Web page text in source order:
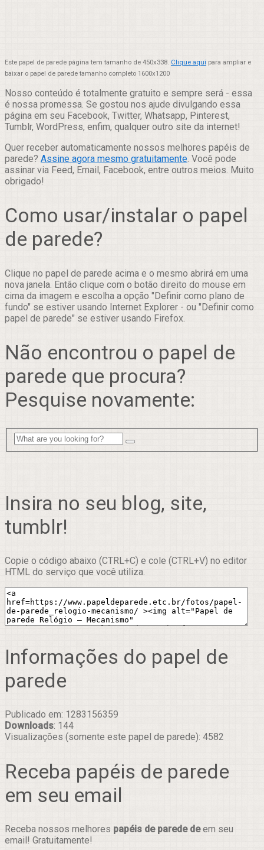
Este papel de parede página tem tamanho de 450x338. Clique aqui para ampliar e
baixar o papel de parede tamanho completo 1600x1200
Nosso conteúdo é totalmente gratuito e sempre será - essa
é nossa promessa. Se gostou nos ajude divulgando essa
página em seu Facebook, Twitter, Whatsapp, Pinterest,
Tumblr, WordPress, enfim, qualquer outro site da internet!
Quer receber automaticamente nossos melhores papéis de
parede? Assine agora mesmo gratuitamente. Você pode
assinar via Feed, Email, Facebook, entre outros meios. Muito
obrigado!
Como usar/instalar o papel
de parede?
Clique no papel de parede acima e o mesmo abrirá em uma
nova janela. Então clique com o botão direito do mouse em
cima da imagem e escolha a opção "Definir como plano de
fundo" se estiver usando Internet Explorer - ou "Definir como
papel de parede" se estiver usando Firefox.
Não encontrou o papel de
parede que procura?
Pesquise novamente:
Insira no seu blog, site,
tumblr!
Copie o código abaixo (CTRL+C) e cole (CTRL+V) no editor
HTML do serviço que você utiliza.
Informações do papel de
parede
Publicado em: 1283156359
Downloads: 144
Visualizações (somente este papel de parede): 4582
Receba papéis de parede
em seu email
Receba nossos melhores papéis de parede deem seu
email! Gratuitamente!